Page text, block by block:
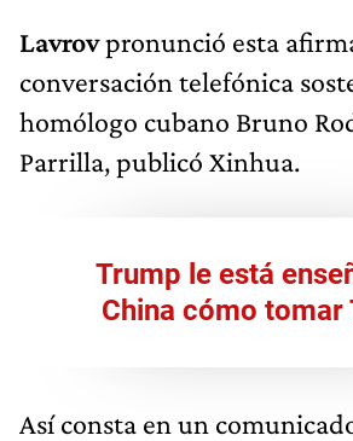
Lavrovpronunció esta
conversación telefónica
homólogo cubano Bruno
Parrilla, publicó Xinhua.
Trump le está
China cómo tomar
Así consta en un